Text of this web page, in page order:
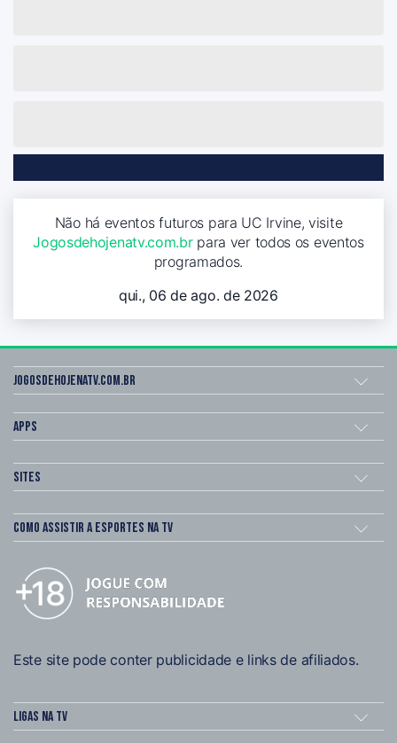
Não há eventos futuros para UC Irvine, visite
Jogosdehojenatv.com.brpara ver todos os eventos
programados.
qui., 06 de ago. de 2026
Jogosdehojenatv.com.br
Apps
Sites
Como assistir a esportes na TV
Este site pode conter publicidade e links de afiliados.
Ligas na TV